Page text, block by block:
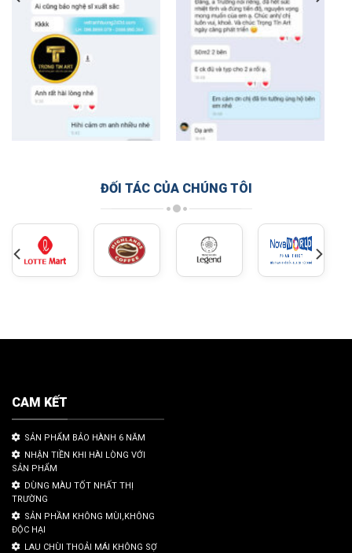
ĐỐI TÁC CỦA CHÚNG TÔI
CAM KẾT
SẢN PHẨM BẢO HÀNH 6 NĂM
NHẬN TIỀN KHI HÀI LÒNG VỚI
SẢN PHẨM
DÙNG MÀU TỐT NHẤT THỊ
TRƯỜNG
SẢN PHẦM KHÔNG MÙI,KHÔNG
ĐỘC HẠI
LAU CHÙI THOẢI MÁI KHÔNG SỢ